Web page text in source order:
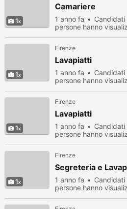
1
Camariere
1 anno fa
persone hanno
1
Firenze
Lavapiatti
1 anno fa
persone hanno
1
Firenze
Lavapiatti
1 anno fa
persone hanno
1
Firenze
Segreteria e
1 anno fa
persone hanno